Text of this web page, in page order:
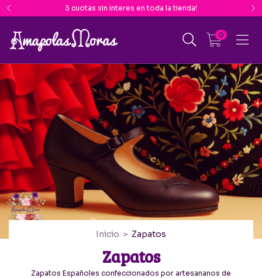
3 cuotas sin interes en toda la tienda!
0
Inicio > Zapatos
Zapatos
Zapatos Españoles confeccionados por artesananos de